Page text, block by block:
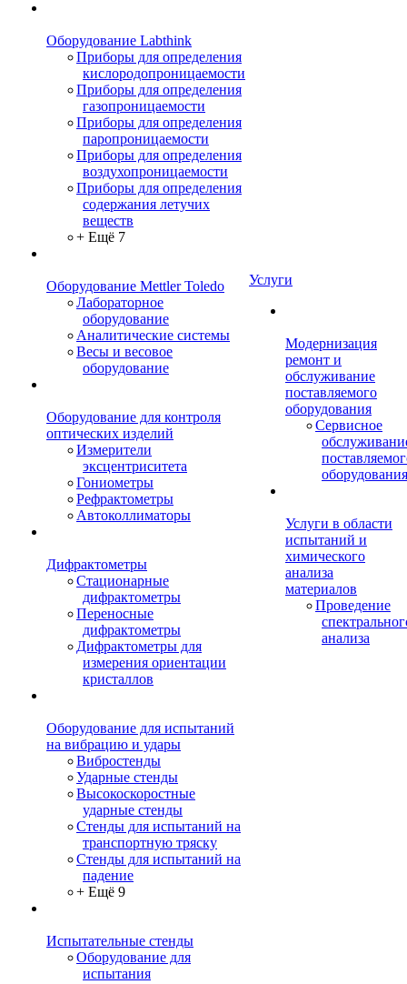
Оборудование Labthink
Приборы для определения
кислородопроницаемости
Приборы для определения
газопроницаемости
Приборы для определения
паропроницаемости
Приборы для определения
воздухопроницаемости
Приборы для определения
содержания летучих
веществ
+ Ещё 7
Оборудование Mettler Toledo
Лабораторное
оборудование
Аналитические системы
Весы и весовое
оборудование
Оборудование для контроля
оптических изделий
Измерители
эксцентриситета
Гониометры
Рефрактометры
Автоколлиматоры
Дифрактометры
Стационарные
дифрактометры
Переносные
дифрактометры
Дифрактометры для
измерения ориентации
кристаллов
Оборудование для испытаний
на вибрацию и удары
Вибростенды
Ударные стенды
Высокоскоростные
ударные стенды
Стенды для испытаний на
транспортную тряску
Стенды для испытаний на
падение
+ Ещё 9
Испытательные стенды
Оборудование для
испытания
Услуги
Модернизация
ремонт и
обслуживание
поставляемого
оборудования
Сервисное
оборудования
Услуги в области
испытаний и
химического
анализа
материалов
Проведение
анализа